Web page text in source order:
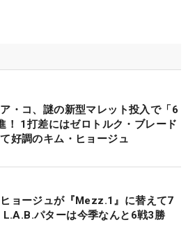
・コ、謎の新型マレット投入で「6
！ 1打差にはゼロトルク・ブレード
好調のキム・ヒョージュ
ョージュが『Mezz.1』に替えて7
L.A.B.パターは今季なんと6戦3勝